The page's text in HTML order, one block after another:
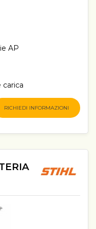
AP
carica
RICHIEDI INFORMAZIONI